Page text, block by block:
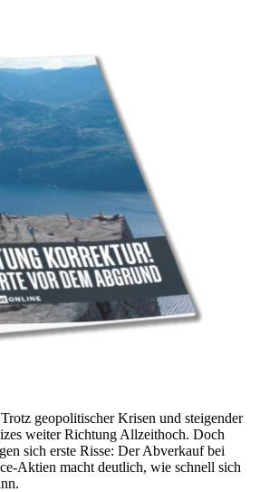
geopolitischer Krisen und steigender
weiter Richtung Allzeithoch. Doch
sich erste Risse: Der Abverkauf bei
Aktien macht deutlich, wie schnell sich